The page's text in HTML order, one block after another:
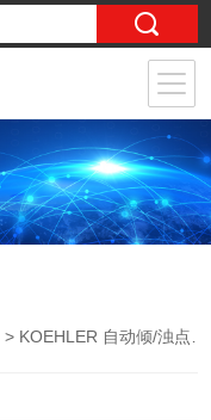
> KOEHLER 自动倾/浊点测定仪